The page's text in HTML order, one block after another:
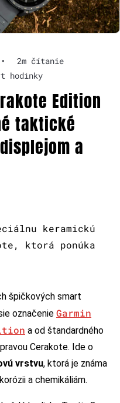
•
2m čítanie
hodinky
Edition
taktické
a
keramickú
ktorá ponúka
špičkových smart
označenie Garmin
a od štandardného
Cerakote. Ide o
vrstvu, ktorá je známa
a chemikáliám.